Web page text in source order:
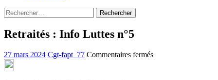
Rechercher :
Retraités : Info Luttes n°5
27 mars 2024 Cgt-fapt_77 Commentaires ferméssur